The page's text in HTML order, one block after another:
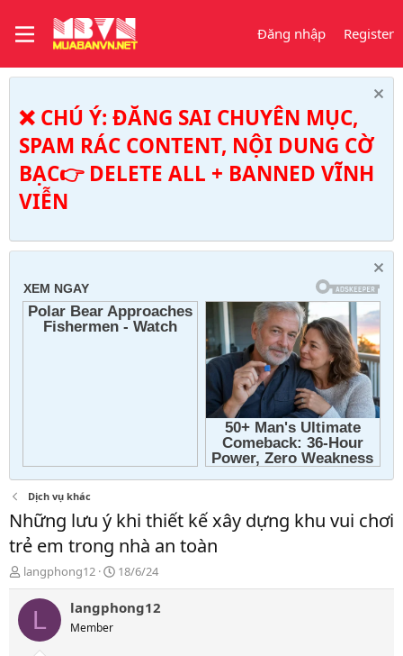
Đăng nhập Register
❌ CHÚ Ý: ĐĂNG SAI CHUYÊN MỤC,
SPAM RÁC CONTENT, NỘI DUNG CỜ
BẠC👉 DELETE ALL + BANNED VĨNH
VIỄN
Dịch vụ khác
Những lưu ý khi thiết kế xây dựng khu vui chơi
trẻ em trong nhà an toàn
T
h
r
a
langphong12
N
g
à
18/6/24
L langphong12
Member